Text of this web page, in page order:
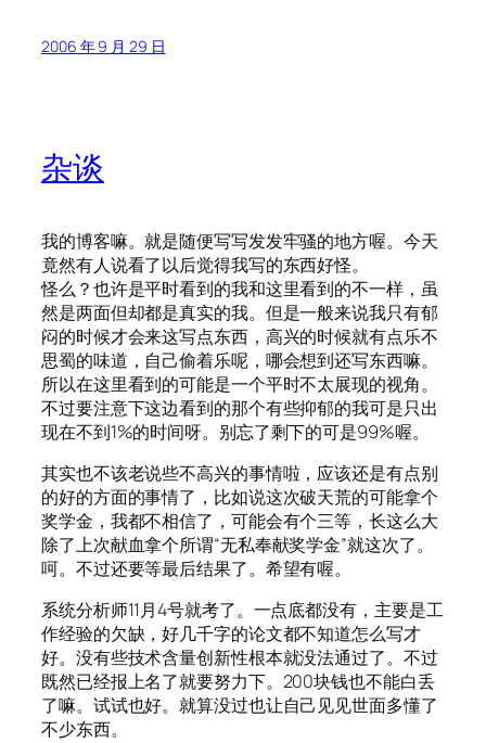
2006 年 9 月 29 日
杂谈
我的博客嘛。就是随便写写发发牢骚的地方喔。今天
竟然有人说看了以后觉得我写的东西好怪。
怪么？也许是平时看到的我和这里看到的不一样，虽
然是两面但却都是真实的我。但是一般来说我只有郁
闷的时候才会来这写点东西，高兴的时候就有点乐不
思蜀的味道，自己偷着乐呢，哪会想到还写东西嘛。
所以在这里看到的可能是一个平时不太展现的视角。
不过要注意下这边看到的那个有些抑郁的我可是只出
现在不到1%的时间呀。别忘了剩下的可是99%喔。
其实也不该老说些不高兴的事情啦，应该还是有点别
的好的方面的事情了，比如说这次破天荒的可能拿个
奖学金，我都不相信了，可能会有个三等，长这么大
除了上次献血拿个所谓“无私奉献奖学金”就这次了。
呵。不过还要等最后结果了。希望有喔。
系统分析师11月4号就考了。一点底都没有，主要是工
作经验的欠缺，好几千字的论文都不知道怎么写才
好。没有些技术含量创新性根本就没法通过了。不过
既然已经报上名了就要努力下。200块钱也不能白丢
了嘛。试试也好。就算没过也让自己见见世面多懂了
不少东西。